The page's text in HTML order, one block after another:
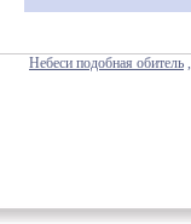
Небеси подобная обитель ,